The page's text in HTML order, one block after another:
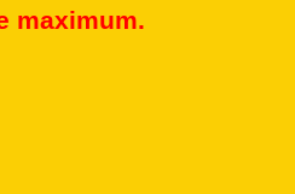
maximum.